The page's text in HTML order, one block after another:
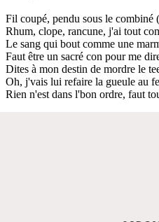
Fil coupé, pendu sous le combiné
Rhum, clope, rancune, j'ai tout
Le sang qui bout comme une
Faut être un sacré con pour me
Dites à mon destin de mordre le
Oh, j'vais lui refaire la gueule au
Rien n'est dans l'bon ordre, faut